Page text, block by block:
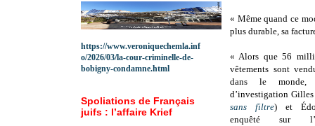
« Même quand ce
plus durable, sa
« Alors que 56
vêtements sont
dans le monde,
d’investigation
sans filtre) et
enquêté sur
https://www.veroniquechemla.inf
o/2026/03/la-cour-criminelle-de-
bobigny-condamne.html
Spoliations de Français
juifs : l’affaire Krief